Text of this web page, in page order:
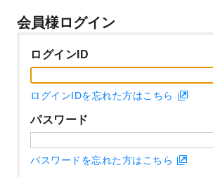
会員様ログイン
ログインID
ログインIDを忘れた方はこちら
パスワード
パスワードを忘れた方はこちら